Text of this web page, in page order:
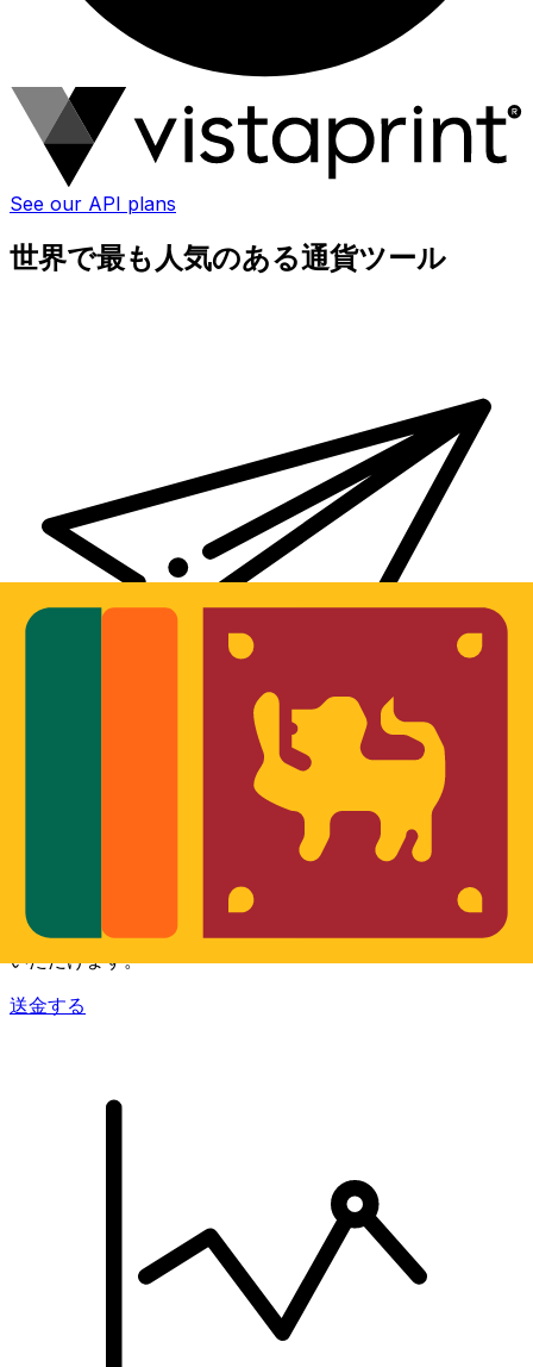
See our API plans
世界で最も人気のある通貨ツール
オンラインの送金が迅速、安全、簡単に行えます。ライブの
追跡と通知に加え、柔軟な配信と支払いオプションをご利用
いただけます。
送金する